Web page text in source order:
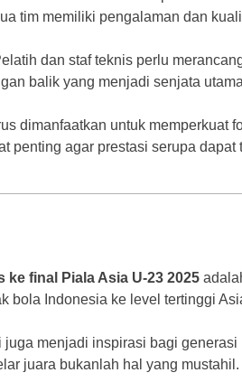
tim memiliki pengalaman dan
dan staf teknis perlu
balik yang menjadi senjata
dimanfaatkan untuk memperkuat
penting agar prestasi serupa dapat
final Piala Asia U-23 2025
bola Indonesia ke level tertinggi
menjadi inspirasi bagi
juara bukanlah hal yang mustahil.